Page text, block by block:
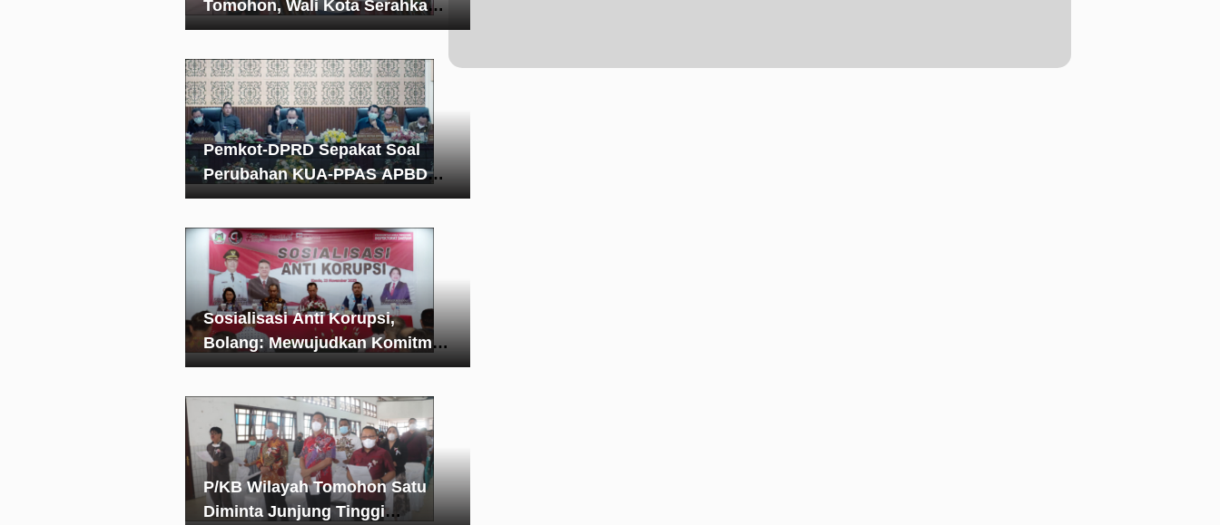
Tomohon, Wali Kota Serahkan
Bantuan Pembinaan
Pemkot-DPRD Sepakat Soal
Perubahan KUA-PPAS APBD
Tomohon 2022
Sosialisasi Anti Korupsi,
Bolang: Mewujudkan Komitmen
Pemkot Tomohon Terhadap
P/KB Wilayah Tomohon Satu
Diminta Junjung Tinggi